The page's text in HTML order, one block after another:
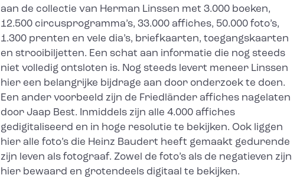
aan de collectie van Herman Linssen met 3.000 boeken,
12.500 circusprogramma’s, 33.000 affiches, 50.000 foto’s,
1.300 prenten en vele dia’s, briefkaarten, toegangskaarten
en strooibiljetten. Een schat aan informatie die nog steeds
niet volledig ontsloten is. Nog steeds levert meneer Linssen
hier een belangrijke bijdrage aan door onderzoek te doen.
Een ander voorbeeld zijn de Friedländer affiches nagelaten
door Jaap Best. Inmiddels zijn alle 4.000 affiches
gedigitaliseerd en in hoge resolutie te bekijken. Ook liggen
hier alle foto’s die Heinz Baudert heeft gemaakt gedurende
zijn leven als fotograaf. Zowel de foto’s als de negatieven zijn
hier bewaard en grotendeels digitaal te bekijken.